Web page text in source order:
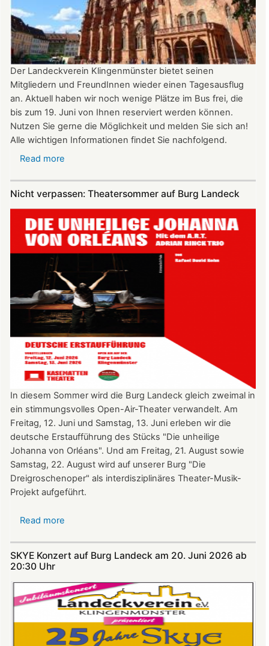
22:00
Uhr
Der Landeckverein Klingenmünster bietet seinen
Mitgliedern und FreundInnen wieder einen Tagesausflug
an. Aktuell haben wir noch wenige Plätze im Bus frei, die
bis zum 19. Juni von Ihnen reserviert werden können.
Nutzen Sie gerne die Möglichkeit und melden Sie sich an!
Alle wichtigen Informationen findet Sie nachfolgend.
Read more
4.
2026
nach
Freiburg
Nicht verpassen: Theatersommer auf Burg Landeck
In diesem Sommer wird die Burg Landeck gleich zweimal in
ein stimmungsvolles Open-Air-Theater verwandelt. Am
Freitag, 12. Juni und Samstag, 13. Juni erleben wir die
deutsche Erstaufführung des Stücks "Die unheilige
Johanna von Orléans". Und am Freitag, 21. August sowie
Samstag, 22. August wird auf unserer Burg "Die
Dreigroschenoper" als interdisziplinäres Theater-Musik-
Projekt aufgeführt.
Read more
Theatersommer
Burg
Landeck
SKYE Konzert auf Burg Landeck am 20. Juni 2026 ab
20:30 Uhr​​​​​​​​​​​​​​